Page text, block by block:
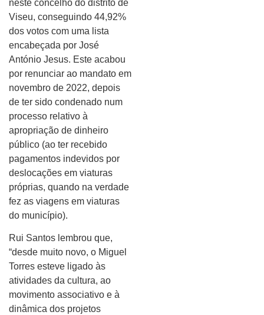
neste concelho do distrito de
Viseu, conseguindo 44,92%
dos votos com uma lista
encabeçada por José
António Jesus. Este acabou
por renunciar ao mandato em
novembro de 2022, depois
de ter sido condenado num
processo relativo à
apropriação de dinheiro
público (ao ter recebido
pagamentos indevidos por
deslocações em viaturas
próprias, quando na verdade
fez as viagens em viaturas
do município).
Rui Santos lembrou que,
“desde muito novo, o Miguel
Torres esteve ligado às
atividades da cultura, ao
movimento associativo e à
dinâmica dos projetos